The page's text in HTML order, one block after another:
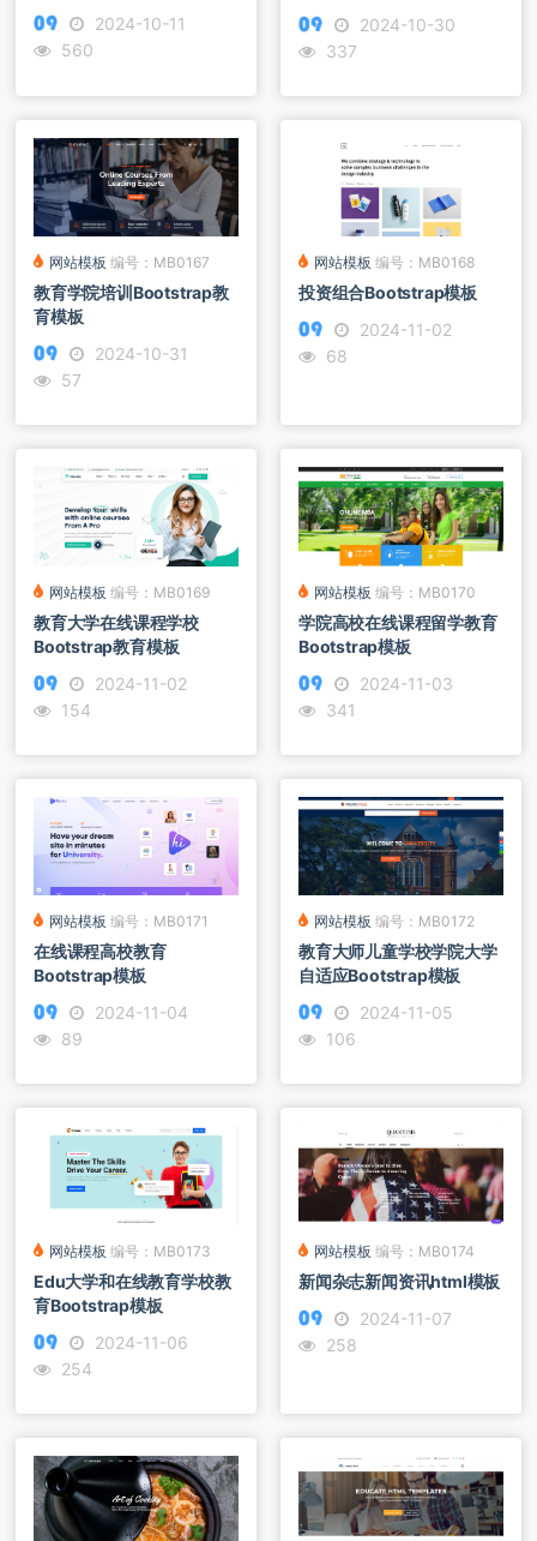
2024-10-11
560
2024-10-30
337
网站模板 编号：MB0167
教育学院培训Bootstrap教
育模板
2024-10-31
57
网站模板 编号：MB0168
投资组合Bootstrap模板
2024-11-02
68
网站模板 编号：MB0169
教育大学在线课程学校
Bootstrap教育模板
2024-11-02
154
网站模板 编号：MB0170
学院高校在线课程留学教育
Bootstrap模板
2024-11-03
341
网站模板 编号：MB0171
在线课程高校教育
Bootstrap模板
2024-11-04
89
网站模板 编号：MB0172
教育大师儿童学校学院大学
自适应Bootstrap模板
2024-11-05
106
网站模板 编号：MB0173
Edu大学和在线教育学校教
育Bootstrap模板
2024-11-06
254
网站模板 编号：MB0174
新闻杂志新闻资讯html模板
2024-11-07
258